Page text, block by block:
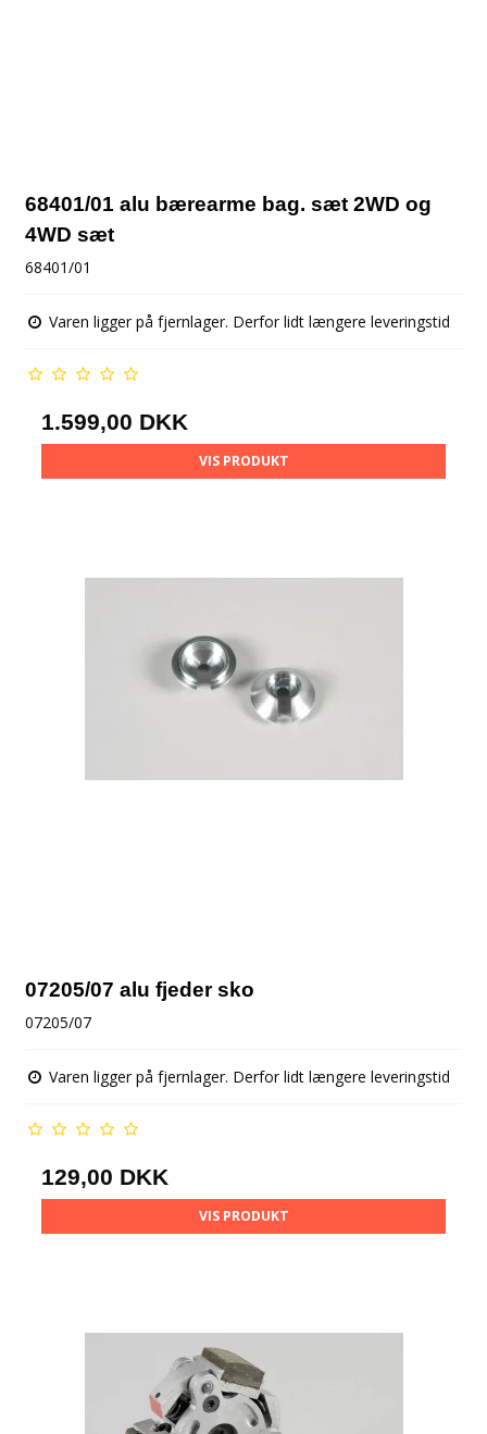
68401/01 alu bærearme bag. sæt 2WD og
4WD sæt
68401/01
Varen ligger på fjernlager. Derfor lidt længere leveringstid
1.599,00 DKK
VIS PRODUKT
07205/07 alu fjeder sko
07205/07
Varen ligger på fjernlager. Derfor lidt længere leveringstid
129,00 DKK
VIS PRODUKT